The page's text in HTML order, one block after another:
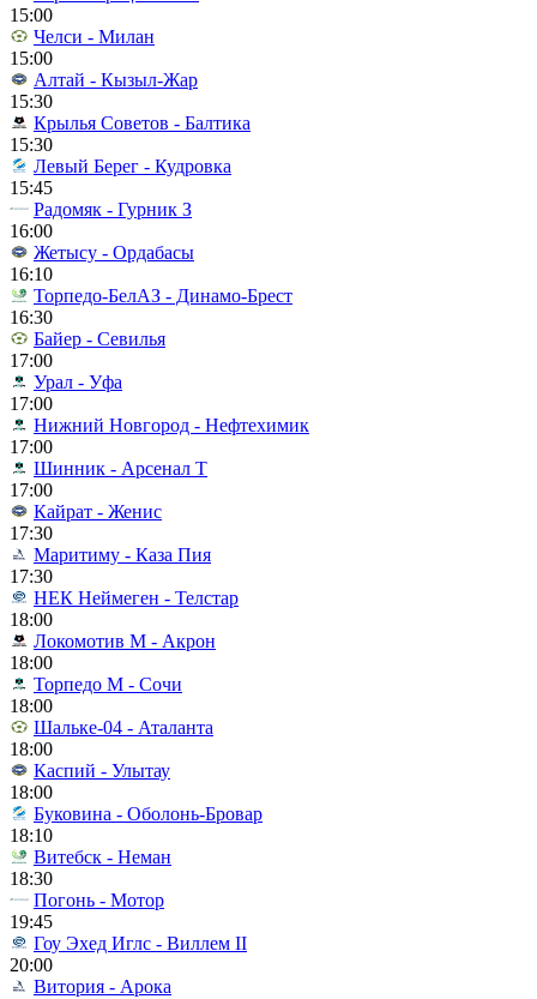
15:00
Челси - Милан
15:00
Алтай - Кызыл-Жар
15:30
Крылья Советов - Балтика
15:30
Левый Берег - Кудровка
15:45
Радомяк - Гурник З
16:00
Жетысу - Ордабасы
16:10
Торпедо-БелАЗ - Динамо-Брест
16:30
Байер - Севилья
17:00
Урал - Уфа
17:00
Нижний Новгород - Нефтехимик
17:00
Шинник - Арсенал Т
17:00
Кайрат - Женис
17:30
Маритиму - Каза Пия
17:30
НЕК Неймеген - Телстар
18:00
Локомотив М - Акрон
18:00
Торпедо М - Сочи
18:00
Шальке-04 - Аталанта
18:00
Каспий - Улытау
18:00
Буковина - Оболонь-Бровар
18:10
Витебск - Неман
18:30
Погонь - Мотор
19:45
Гоу Эхед Иглс - Виллем II
20:00
Витория - Арока